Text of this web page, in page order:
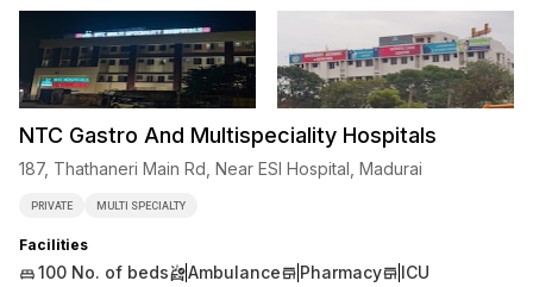
NTC Gastro And Multispeciality Hospitals
187, Thathaneri Main Rd, Near ESI Hospital, Madurai
PRIVATE MULTI SPECIALTY
Facilities
100 No. of beds Ambulance Pharmacy ICU